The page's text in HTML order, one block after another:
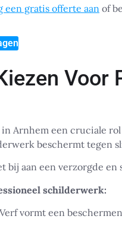
een gratis offerte aan of
Voor
in Arnhem een cruciale
beschermt tegen
bij aan een verzorgde
schilderwerk:
Verf vormt een